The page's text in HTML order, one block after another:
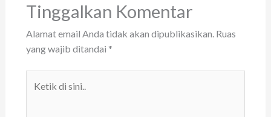
Tinggalkan Komentar
Alamat email Anda tidak akan dipublikasikan. Ruas
yang wajib ditandai *